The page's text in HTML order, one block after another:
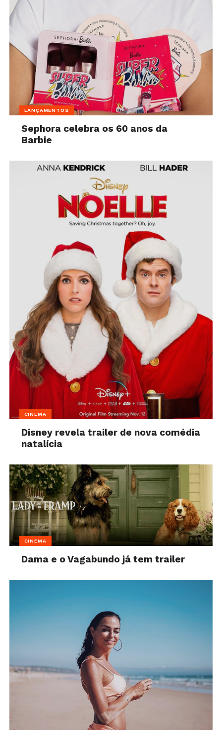
LANÇAMENTOS
Sephora celebra os 60 anos da
Barbie
CINEMA
Disney revela trailer de nova comédia
natalícia
CINEMA
Dama e o Vagabundo já tem trailer